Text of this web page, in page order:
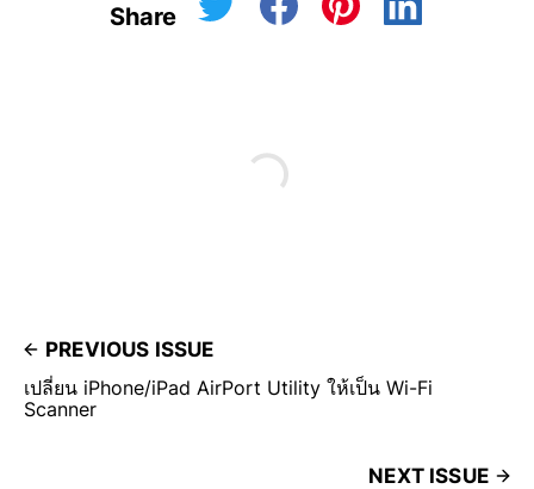
Share
PREVIOUS ISSUE
เปลี่ยน iPhone/iPad AirPort Utility ให้เป็น Wi-Fi
Scanner
NEXT ISSUE